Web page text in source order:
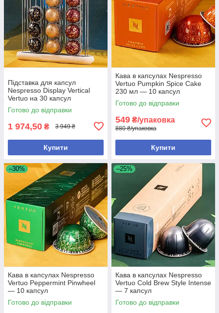
Підставка для капсул
Nespresso Display Vertical
Vertuo на 30 капсул
Готово до відправки
1 974,50 ₴ 3 949 ₴
Купити
Кава в капсулах Nespresso
Vertuo Pumpkin Spice Cake
230 мл — 10 капсул
Готово до відправки
549 ₴/упаковка
880 ₴/упаковка
Купити
–30%
Кава в капсулах Nespresso
Vertuo Peppermint Pinwheel
— 10 капсул
Готово до відправки
–25%
Кава в капсулах Nespresso
Vertuo Cold Brew Style Intense
— 7 капсул
Готово до відправки